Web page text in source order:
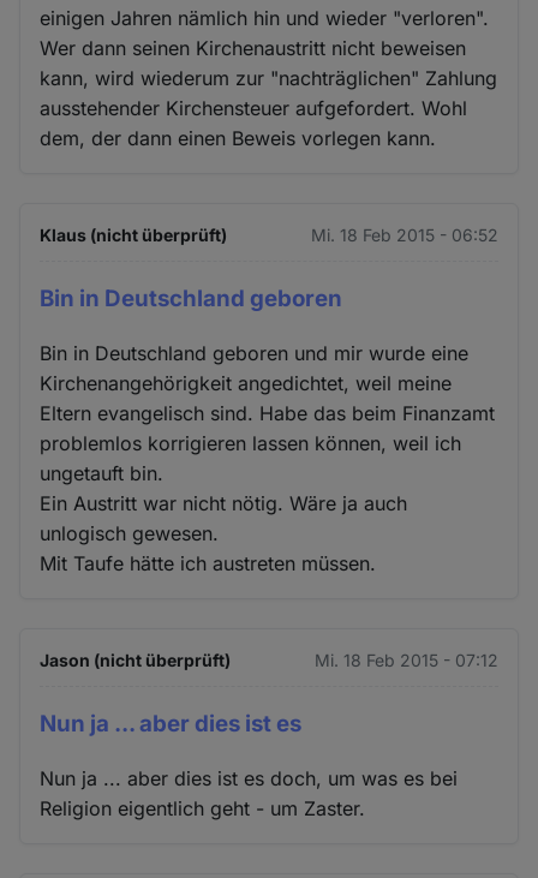
einigen Jahren nämlich hin und wieder "verloren".
Wer dann seinen Kirchenaustritt nicht beweisen
kann, wird wiederum zur "nachträglichen" Zahlung
ausstehender Kirchensteuer aufgefordert. Wohl
dem, der dann einen Beweis vorlegen kann.
Klaus (nicht überprüft) Mi. 18 Feb 2015 - 06:52
Bin in Deutschland geboren
Bin in Deutschland geboren und mir wurde eine
Kirchenangehörigkeit angedichtet, weil meine
Eltern evangelisch sind. Habe das beim Finanzamt
problemlos korrigieren lassen können, weil ich
ungetauft bin.
Ein Austritt war nicht nötig. Wäre ja auch
unlogisch gewesen.
Mit Taufe hätte ich austreten müssen.
Jason (nicht überprüft) Mi. 18 Feb 2015 - 07:12
Nun ja ... aber dies ist es
Nun ja ... aber dies ist es doch, um was es bei
Religion eigentlich geht - um Zaster.